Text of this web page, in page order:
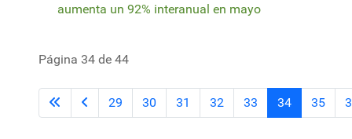
aumenta un 92% interanual en mayo
Página 34 de 44
29 30 31 32 33 34 35